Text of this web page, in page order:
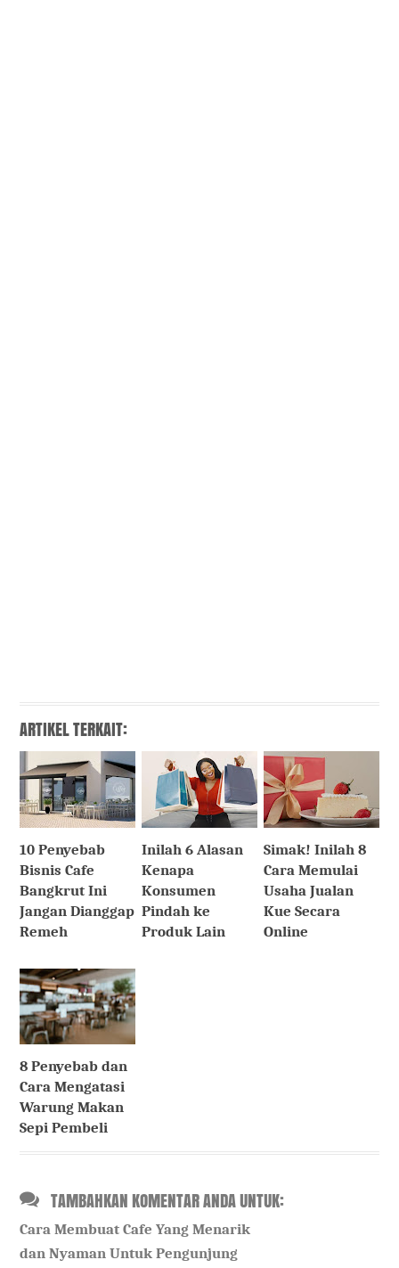
ARTIKEL TERKAIT:
10 Penyebab
Bisnis Cafe
Bangkrut Ini
Jangan Dianggap
Remeh
Inilah 6 Alasan
Kenapa
Konsumen
Pindah ke
Produk Lain
Simak! Inilah 8
Cara Memulai
Usaha Jualan
Kue Secara
Online
8 Penyebab dan
Cara Mengatasi
Warung Makan
Sepi Pembeli
TAMBAHKAN KOMENTAR ANDA UNTUK:
Cara Membuat Cafe Yang Menarik
dan Nyaman Untuk Pengunjung